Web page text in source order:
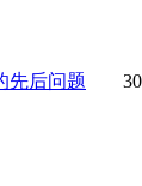
先后问题
30